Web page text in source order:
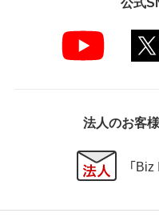
法人のお客
「